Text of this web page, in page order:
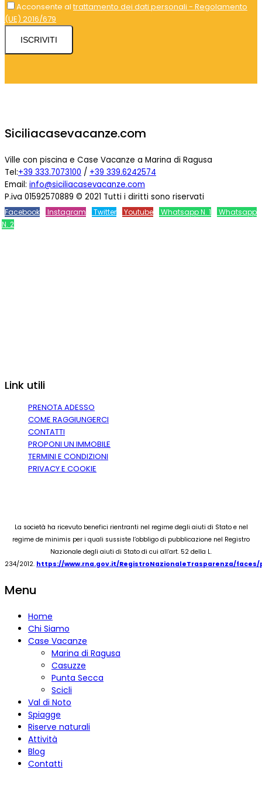
Acconsente al trattamento dei dati personali - Regolamento
(UE) 2016/679
ISCRIVITI
Siciliacasevacanze.com
Ville con piscina e Case Vacanze a Marina di Ragusa
Tel:+39 333.7073100 / +39 339.6242574
Email: info@siciliacasevacanze.com
P.iva 01592570889 © 2021 Tutti i diritti sono riservati
Facebook Instagram Twitter Youtube Whatsapp N. 1
Whatsapp
N. 2
Link utili
PRENOTA ADESSO
COME RAGGIUNGERCI
CONTATTI
PROPONI UN IMMOBILE
TERMINI E CONDIZIONI
PRIVACY E COOKIE
La società ha ricevuto benefici rientranti nel regime degli aiuti di Stato e nel
regime de minimis per i quali sussiste l’obbligo di pubblicazione nel Registro
Nazionale degli aiuti di Stato di cui all’art. 52 della L.
234/2012. https://www.rna.gov.it/RegistroNazionaleTrasparenza/
Menu
Home
Chi Siamo
Case Vacanze
Marina di Ragusa
Casuzze
Punta Secca
Scicli
Val di Noto
Spiagge
Riserve naturali
Attività
Blog
Contatti